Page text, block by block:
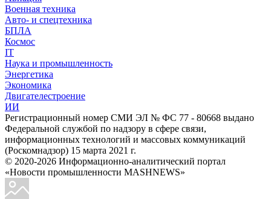
Военная техника
Авто- и спецтехника
БПЛА
Космос
IT
Наука и промышленность
Энергетика
Экономика
Двигателестроение
ИИ
Регистрационный номер СМИ ЭЛ № ФС 77 - 80668 выдано
Федеральной службой по надзору в сфере связи,
информационных технологий и массовых коммуникаций
(Роскомнадзор) 15 марта 2021 г.
© 2020-2026 Информационно-аналитический портал
«Новости промышленности MASHNEWS»